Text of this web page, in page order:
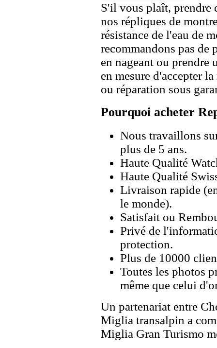
S'il vous plaît, prendre
nos répliques de
résistance de l'eau de
recommandons pas de
en nageant ou prendre
en mesure d'accepter
ou réparation sous
Pourquoi acheter
Nous travaillons
plus de 5 ans.
Haute Qualité
Haute Qualité
Livraison rapide
le monde).
Satisfait ou
Privé de
protection.
Plus de 10000
Toutes les photos
même que celui
Un partenariat entre
Miglia transalpin a
Miglia Gran Turismo